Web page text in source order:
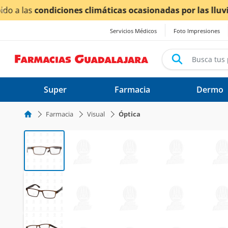
< div class="carousel-inner">
Servicios Médicos Foto Impresiones
Super Farmacia Dermo
Farmacia Visual Óptica